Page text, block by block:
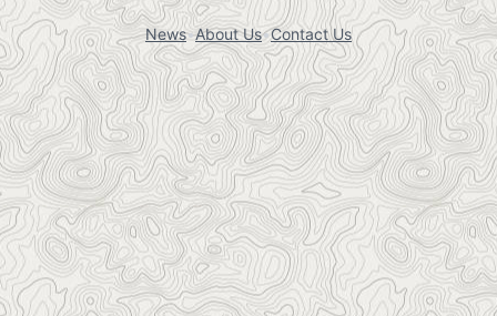
News•About Us•Contact Us